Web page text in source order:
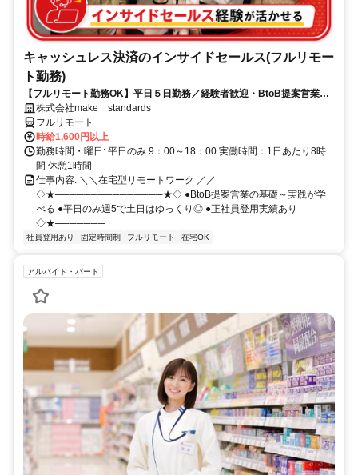
キャッシュレス決済のインサイドセールス(フルリモー
ト勤務)
【フルリモート勤務OK】平日５日勤務／経験者歓迎・BtoB提案営業で
スキルアップ
株式会社make standards
フルリモート
時給1,600円以上
勤務時間・曜日: 平日のみ 9：00～18：00 実働時間：1日あたり8時
間 休憩1時間
仕事内容: ＼＼在宅型リモートワーク ／／
◇★───────────────★◇ ●BtoB提案営業の基礎～実践が学
べる ●平日のみ週5で土日はゆっくり◎ ●正社員登用実績あり
◇★───────...
社員登用あり 固定時間制 フルリモート 在宅OK
アルバイト・パート